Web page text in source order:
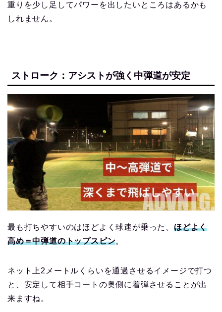
重りを少し足してパワーを出したいところはあるかも
しれません。
ストローク：アシストが強く中弾道が安定
最も打ちやすいのはほどよく球速が乗った、 ほどよく
高め＝中弾道のトップスピン。
ネット上2メートルくらいを通過させるイメージで打つ
と、安定して相手コートの奥側に着弾させることが出
来ますね。